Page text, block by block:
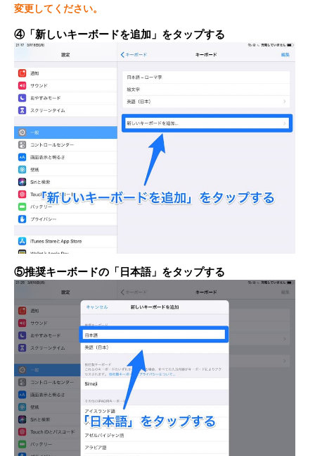
変更してください。
④「新しいキーボードを追加」をタップする
⑤推奨キーボードの「日本語」をタップする